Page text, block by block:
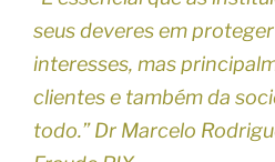
seus deveres em
interesses, mas
clientes e também da
todo.” Dr Marcelo